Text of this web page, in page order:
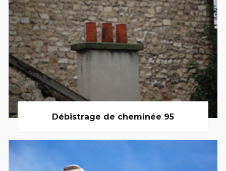
Débistrage de cheminée 95